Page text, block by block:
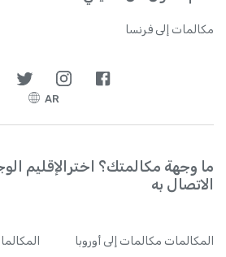
مكالمات إلى فرنسا
AR
ما وجهة مكالمتك؟ اخترالإقليم
الاتصال به
المكالمات مكالمات إلى أوروبا